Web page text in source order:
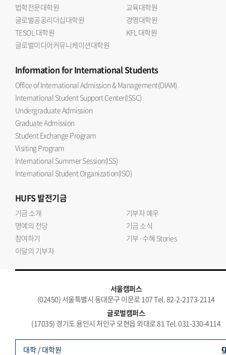
법학전문대학원
교육대학원
글로벌공공리더십대학원
경영대학원
TESOL 대학원
KFL 대학원
글로벌미디어커뮤니케이션대학원
Informationfor International Students
Office of International Admission & Management(OIAM)
International Student Support Center(ISSC)
Undergraduate Admission
Graduate Admission
Student Exchange Program
Visiting Program
International Summer Session(ISS)
International Student Organization(ISO)
HUFS발전기금
기금 소개
기부자 예우
명예의 전당
기금 소식
참여하기
기부·수혜 Stories
이달의 기부자
서울캠퍼스
(02450) 서울특별시 동대문구 이문로 107 Tel. 82-2-2173-2114
글로벌캠퍼스
(17035) 경기도 용인시 처인구 모현읍 외대로 81 Tel. 031-330-4114
대학 / 대학원